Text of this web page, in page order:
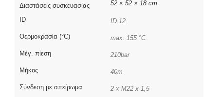
Διαστάσεις συσκευασίας 52 × 52 × 18 cm
ID ID 12
Θερμοκρασία (°C) max. 155 °C
Μέγ. πίεση 210bar
Μήκος 40m
Σύνδεση με σπείρωμα 2 x M22 x 1,5